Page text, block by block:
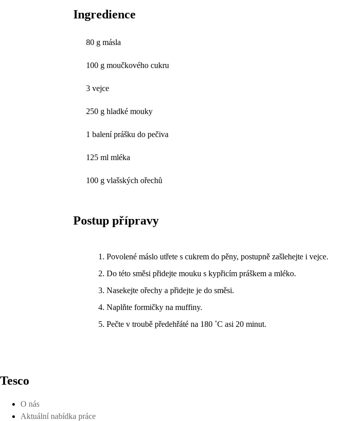
Ingredience
80 g másla
100 g moučkového cukru
3 vejce
250 g hladké mouky
1 balení prášku do pečiva
125 ml mléka
100 g vlašských ořechů
Postup přípravy
Povolené máslo utřete s cukrem do pěny, postupně zašlehejte i vejce.
Do této směsi přidejte mouku s kypřicím práškem a mléko.
Nasekejte ořechy a přidejte je do směsi.
Naplňte formičky na muffiny.
Pečte v troubě předehřáté na 180 ˚C asi 20 minut.
Tesco
O nás
Aktuální nabídka práce